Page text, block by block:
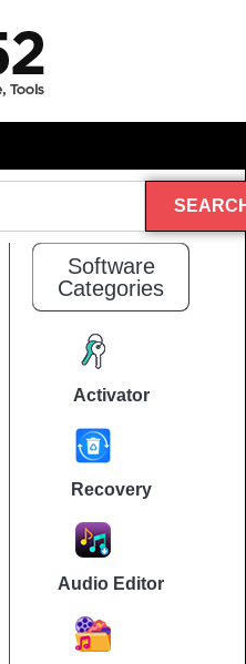
Software
Categories
Activator
Recovery
Audio Editor